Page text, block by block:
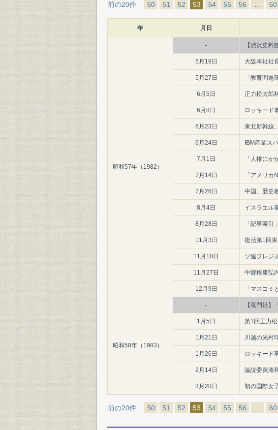
前の20件 50 51 52 53 54 55 56 60
年 月日
昭和57年（1982）
- 【渋沢史料
5月19日 大阪本社社
5月27日 「教育問題
6月5日 正力松太郎
6月8日 ロッキード
6月23日 東北新幹線
6月24日 IBM産業ス
7月1日 「人権に
7月14日 「アメリ
7月26日 中国、歴史
8月4日 イスラエル
8月28日 「記事索
11月3日 復活第1回
11月10日 ソ連ブレジ
11月27日 中曽根康弘
12月9日 「マスコミ
昭和58年（1983）
- 【竜門社】
1月5日 第1回正力
1月21日 川越の光村
1月26日 ロッキード
2月14日 論説委員湊
3月20日 初の国際女
前の20件 50 51 52 53 54 55 56 60